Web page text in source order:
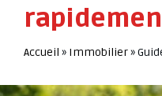
Accueil » Immobilier»